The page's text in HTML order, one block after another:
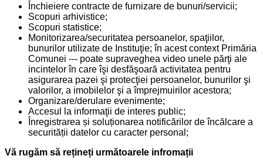
Închieiere contracte de furnizare de bunuri/servicii;
Scopuri arhivistice;
Scopuri statistice;
Monitorizarea/securitatea persoanelor, spaţiilor,
bunurilor utilizate de Instituţie; în acest context Primăria
Comunei --- poate supraveghea video unele părţi ale
incintelor în care îşi desfăşoară activitatea pentru
asigurarea pazei şi protecţiei persoanelor, bunurilor şi
valorilor, a imobilelor şi a împrejmuirilor acestora;
Organizare/derulare evenimente;
Accesul la informaţii de interes public;
Înregistrarea și soluționarea notificărilor de încălcare a
securității datelor cu caracter personal;
Vă rugăm să rețineți următoarele infromații